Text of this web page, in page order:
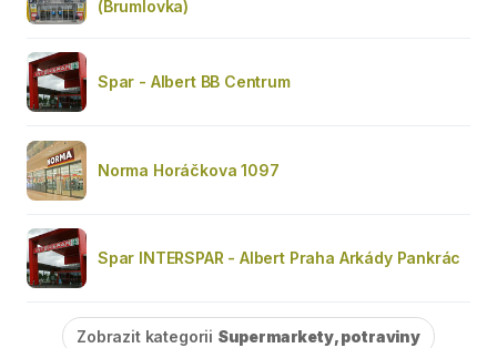
(Brumlovka)
Spar - Albert BB Centrum
Norma Horáčkova 1097
Spar INTERSPAR - Albert Praha Arkády Pankrác
Zobrazit kategorii Supermarkety, potraviny